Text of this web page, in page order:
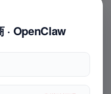
8 平台 1 键
· OpenClaw